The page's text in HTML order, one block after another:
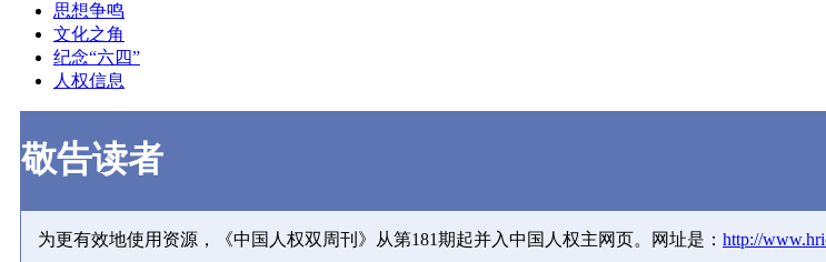
思想争鸣
文化之角
纪念“六四”
人权信息
敬告读者
为更有效地使用资源，《中国人权双周刊》从第181期起并入中国人权主网页。网址是： http://